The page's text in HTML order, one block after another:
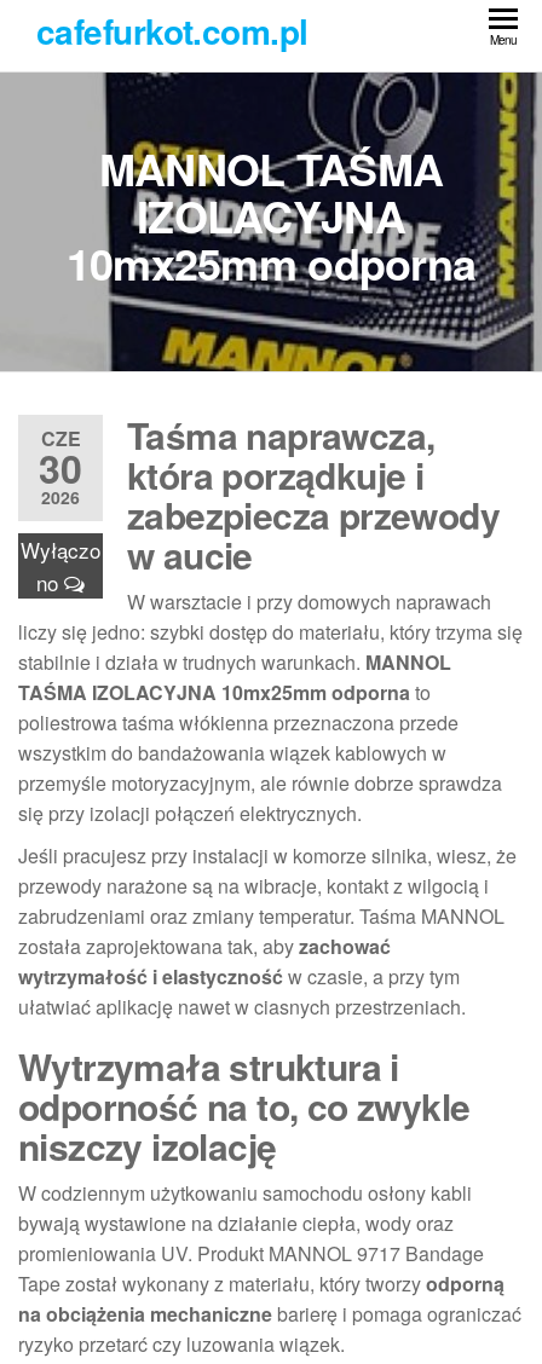
treści
cafefurkot.com.pl Menu
MANNOL TAŚMA
IZOLACYJNA
10mx25mm odporna
CZE
30
2026
Wyłączo
no
Taśma naprawcza,
która porządkuje i
zabezpiecza przewody
w aucie
W warsztacie i przy domowych naprawach
liczy się jedno: szybki dostęp do materiału, który trzyma się
stabilnie i działa w trudnych warunkach. MANNOL
TAŚMA IZOLACYJNA 10mx25mm odpornato
poliestrowa taśma włókienna przeznaczona przede
wszystkim do bandażowania wiązek kablowych w
przemyśle motoryzacyjnym, ale równie dobrze sprawdza
się przy izolacji połączeń elektrycznych.
Jeśli pracujesz przy instalacji w komorze silnika, wiesz, że
przewody narażone są na wibracje, kontakt z wilgocią i
zabrudzeniami oraz zmiany temperatur. Taśma MANNOL
została zaprojektowana tak, abyzachować
wytrzymałość i elastyczność w czasie, a przy tym
ułatwiać aplikację nawet w ciasnych przestrzeniach.
Wytrzymała struktura i
odporność na to, co zwykle
niszczy izolację
W codziennym użytkowaniu samochodu osłony kabli
bywają wystawione na działanie ciepła, wody oraz
promieniowania UV. Produkt MANNOL 9717 Bandage
Tape został wykonany z materiału, który tworzyodporną
na obciążenia mechaniczne barierę i pomaga ograniczać
ryzyko przetarć czy luzowania wiązek.